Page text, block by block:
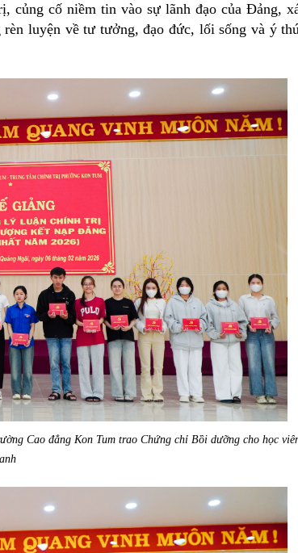
củng cố niềm tin vào sự lãnh đạo của Đảng,
luyện về tư tưởng, đạo đức, lối sống và ý
Cao đẳng Kon Tum trao Chứng chỉ Bồi dưỡng cho học